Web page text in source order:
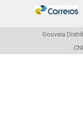
Gouveia